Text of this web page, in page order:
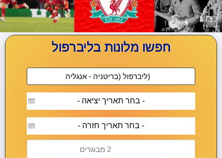
חפשו מלונות בליברפול
- בחר תאריך יציאה -
- בחר תאריך חזרה -
2 מבוגרים